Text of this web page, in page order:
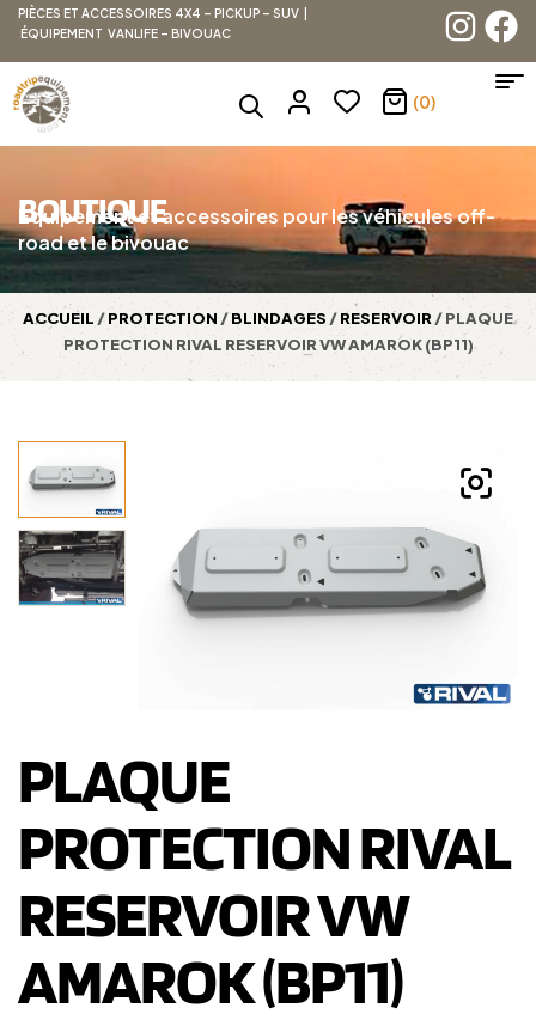
PIÈCES ET ACCESSOIRES 4X4 – PICKUP – SUV |
ÉQUIPEMENT VANLIFE – BIVOUAC
(0)
BOUTIQUE
Équipement et accessoires pour les véhicules off-
road et le bivouac
ACCUEIL /PROTECTION /BLINDAGES /RESERVOIR / PLAQUE
PROTECTION RIVAL RESERVOIR VW AMAROK (BP11)
PLAQUE
PROTECTION RIVAL
RESERVOIR VW
AMAROK (BP11)